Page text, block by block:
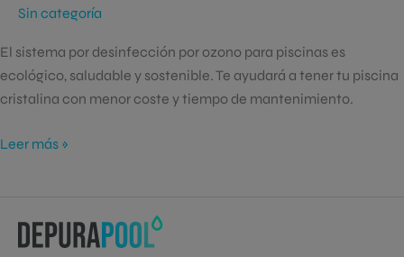
Sin categoría
El sistema por desinfección por ozono para piscinas es
ecológico, saludable y sostenible. Te ayudará a tener tu piscina
cristalina con menor coste y tiempo de mantenimiento.
200
m3)
Leer más »